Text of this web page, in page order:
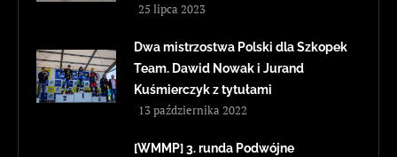
25 lipca 2023
Dwa mistrzostwa Polski dla Szkopek
Team. Dawid Nowak i Jurand
Kuśmierczyk z tytułami
13 października 2022
[WMMP] 3. runda Podwójne